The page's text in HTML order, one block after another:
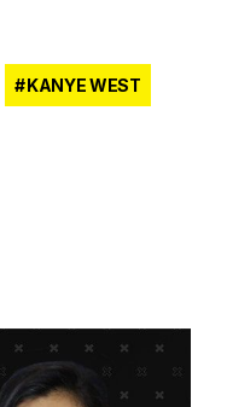
KANYE WEST